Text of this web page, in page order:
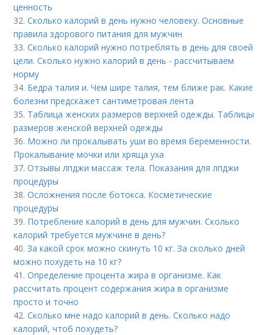
ценность
32.Сколько калорий в день нужно человеку. Основные
правила здорового питания для мужчин
33.Сколько калорий нужно потреблять в день для своей
цели. Сколько нужно калорий в день - рассчитываем
норму
34. Бедра талия и. Чем шире талия, тем ближе рак. Какие
болезни предскажет сантиметровая лента
35. Таблица женских размеров верхней одежды. Таблицы
размеров женской верхней одежды
36. Можно ли прокалывать уши во время беременности.
Прокалывание мочки или хряща уха
37.Отзывы лпджи массаж тела. Показания для лпджи
процедуры
38.Осложнения после ботокса. Косметические
процедуры
39. Потребление калорий в день для мужчин. Сколько
калорий требуется мужчине в день?
40.За какой срок можно скинуть 10 кг. За сколько дней
можно похудеть на 10 кг?
41.Определение процента жира в организме. Как
рассчитать процент содержания жира в организме
просто и точно
42.Сколько мне надо калорий в день. Сколько надо
калорий, чтоб похудеть?